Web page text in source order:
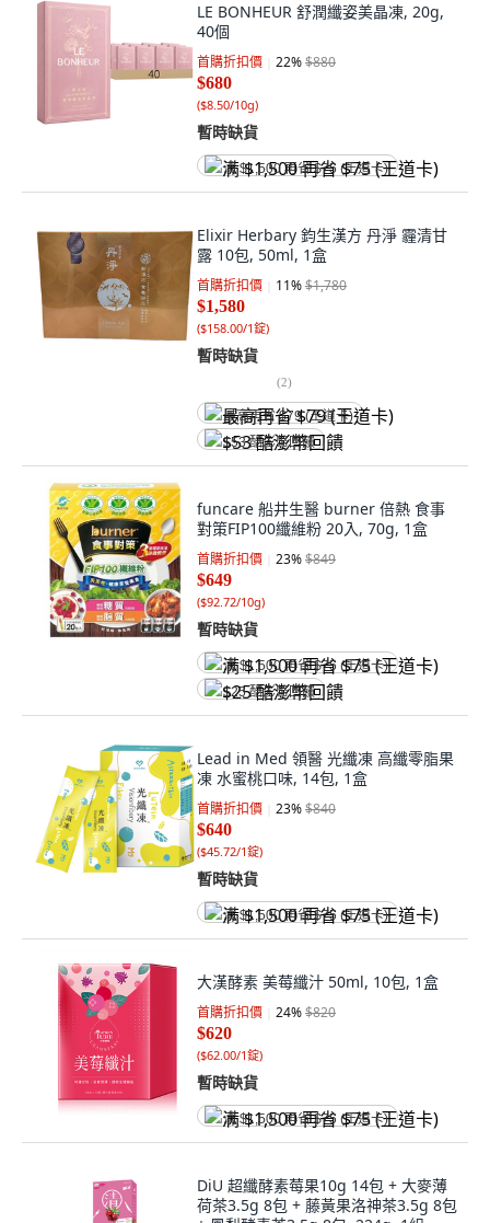
LE BONHEUR 舒潤纖姿美晶凍, 20g,
40個
首購折扣價 22%$880
$680
($8.50/10g)
暫時缺貨
满 $1,500 再省 $75 (王道卡)
Elixir Herbary 鈞生漢方 丹淨 霾清甘
露 10包, 50ml, 1盒
首購折扣價 11%$1,780
$1,580
($158.00/1錠)
暫時缺貨
(2)
最高再省 $79 (王道卡)
$53 酷澎幣回饋
funcare 船井生醫 burner 倍熱 食事
對策FIP100纖維粉 20入, 70g, 1盒
首購折扣價 23%$849
$649
($92.72/10g)
暫時缺貨
满 $1,500 再省 $75 (王道卡)
$25 酷澎幣回饋
Lead in Med 領醫 光纖凍 高纖零脂果
凍 水蜜桃口味, 14包, 1盒
首購折扣價 23%$840
$640
($45.72/1錠)
暫時缺貨
满 $1,500 再省 $75 (王道卡)
大漢酵素 美莓纖汁 50ml, 10包, 1盒
首購折扣價 24%$820
$620
($62.00/1錠)
暫時缺貨
满 $1,500 再省 $75 (王道卡)
DiU 超纖酵素莓果10g 14包 + 大麥薄
荷茶3.5g 8包 + 藤黃果洛神茶3.5g 8包